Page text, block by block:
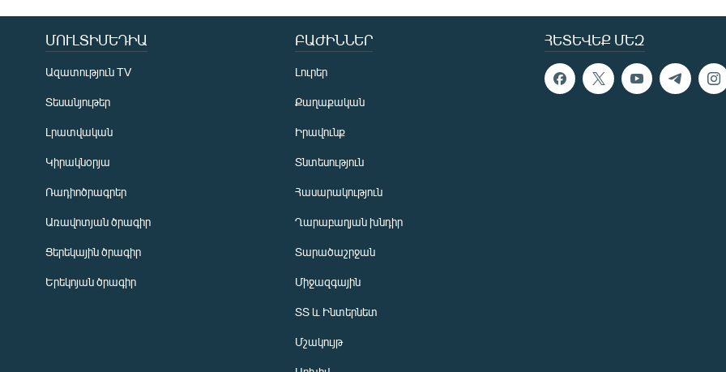
ՀԵՏԵՎԵՔ ՄԵԶ
ՄՈՒԼՏԻՄԵԴԻԱ
Ազատություն TV
Տեսանյութեր
Լրատվական
Կիրակնօրյա
Ռադիոծրագրեր
Առավոտյան ծրագիր
Ցերեկային ծրագիր
Երեկոյան ծրագիր
ԲԱԺԻՆՆԵՐ
Լուրեր
Քաղաքական
Իրավունք
Տնտեսություն
Հասարակություն
Ղարաբաղյան խնդիր
Տարածաշրջան
Միջազգային
ՏՏ և Ինտերնետ
Մշակույթ